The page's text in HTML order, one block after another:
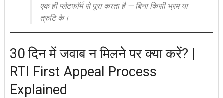
एक ही प्लेटफॉर्म से पूरा करता है — बिना किसी भ्रम या
त्रुटि के।
30 दिन में जवाब न मिलने पर क्या करें? |
RTI First Appeal Process
Explained